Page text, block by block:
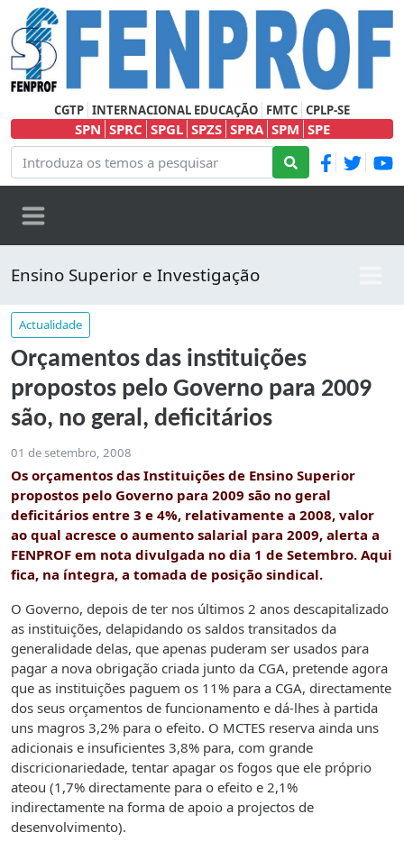
CGTP INTERNACIONAL EDUCAÇÃO FMTC CPLP-SE
SPN SPRC SPGL SPZS SPRA SPM SPE
Ensino Superior e Investigação
Actualidade
Orçamentos das instituições
propostos pelo Governo para 2009
são, no geral, deficitários
01 de setembro, 2008
Os orçamentos das Instituições de Ensino Superior
propostos pelo Governo para 2009 são no geral
deficitários entre 3 e 4%, relativamente a 2008, valor
ao qual acresce o aumento salarial para 2009, alerta a
FENPROF em nota divulgada no dia 1 de Setembro. Aqui
fica, na íntegra, a tomada de posição sindical.
O Governo, depois de ter nos últimos 2 anos descapitalizado
as instituições, delapidando os saldos transitados da
generalidade delas, que apenas puderam ser usados para
pagar a nova obrigação criada junto da CGA, pretende agora
que as instituições paguem os 11% para a CGA, directamente
dos seus orçamentos de funcionamento e dá-lhes à partida
uns magros 3,2% para o efeito. O MCTES reserva ainda uns
adicionais e insuficientes 3,8% para, com grande
discricionariedade, tentar apagar os fogos que ele próprio
ateou (1,7% directamente para o efeito e 2,1%
indirectamente na forma de apoio a projectos de
desenvolvimento).